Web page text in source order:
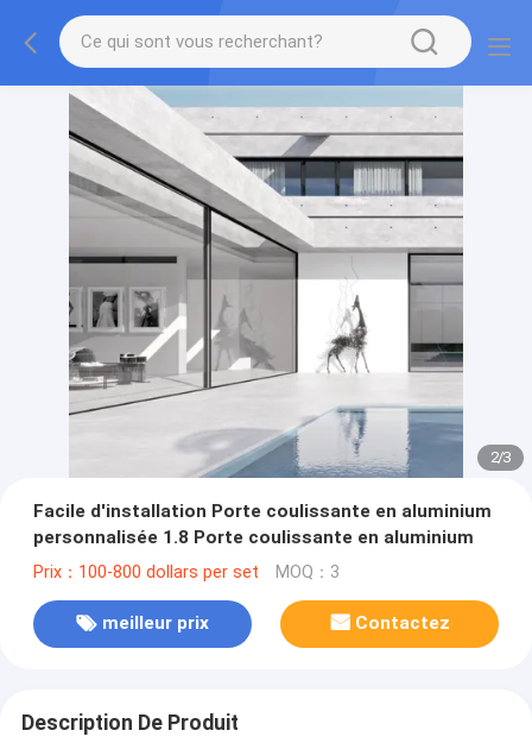
2/3
Facile d'installation Porte coulissante en aluminium
personnalisée 1.8 Porte coulissante en aluminium
Prix：100-800 dollars per set MOQ：3
meilleur prix Contactez
Description De Produit